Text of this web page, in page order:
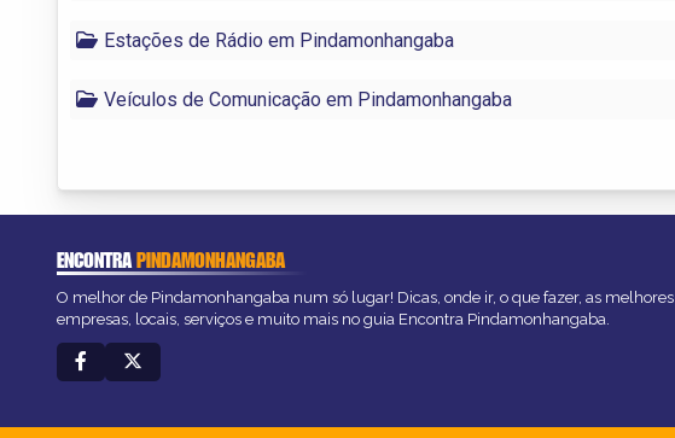
Estações de Rádio em Pindamonhangaba
Veículos de Comunicação em Pindamonhangaba
ENCONTRAPINDAMONHANGABA
O melhor de Pindamonhangaba num só lugar! Dicas, onde ir, o que fazer, as melhores
empresas, locais, serviços e muito mais no guia Encontra Pindamonhangaba.